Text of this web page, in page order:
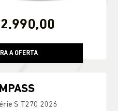
A OFERTA
S T270 2026